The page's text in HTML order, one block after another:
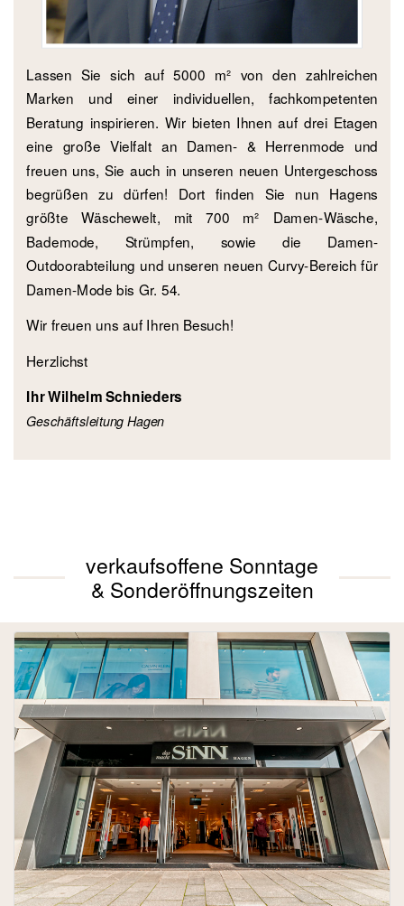
Lassen Sie sich auf 5000 m² von den zahlreichen
Marken und einer individuellen, fachkompetenten
Beratung inspirieren. Wir bieten Ihnen auf drei Etagen
eine große Vielfalt an Damen- & Herrenmode und
freuen uns, Sie auch in unseren neuen Untergeschoss
begrüßen zu dürfen! Dort finden Sie nun Hagens
größte Wäschewelt, mit 700 m² Damen-Wäsche,
Bademode, Strümpfen, sowie die Damen-
Outdoorabteilung und unseren neuen Curvy-Bereich für
Damen-Mode bis Gr. 54.
Wir freuen uns auf Ihren Besuch!
Herzlichst
Ihr Wilhelm Schnieders
Geschäftsleitung Hagen
verkaufsoffene Sonntage
& Sonderöffnungszeiten